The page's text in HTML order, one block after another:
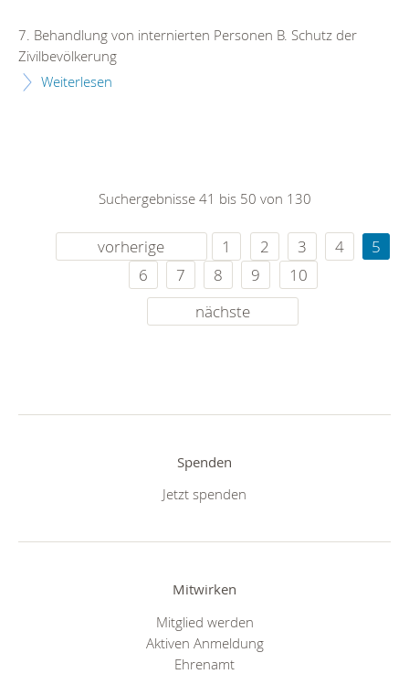
7. Behandlung von internierten Personen B. Schutz der
Zivilbevölkerung
Weiterlesen
Suchergebnisse 41 bis 50 von 130
vorherige 1 2 3 4
5
6
7 8 9
10
nächste
Spenden
Jetzt spenden
Mitwirken
Mitglied werden
Aktiven Anmeldung
Ehrenamt